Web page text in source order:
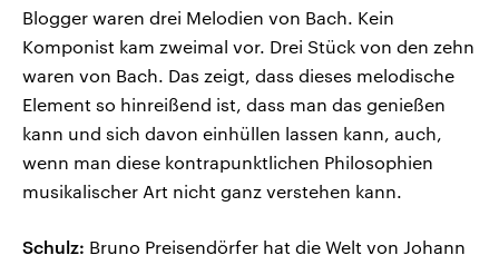
Blogger waren drei Melodien von Bach. Kein
Komponist kam zweimal vor. Drei Stück von den zehn
waren von Bach. Das zeigt, dass dieses melodische
Element so hinreißend ist, dass man das genießen
kann und sich davon einhüllen lassen kann, auch,
wenn man diese kontrapunktlichen Philosophien
musikalischer Art nicht ganz verstehen kann.
Schulz: Bruno Preisendörfer hat die Welt von Johann